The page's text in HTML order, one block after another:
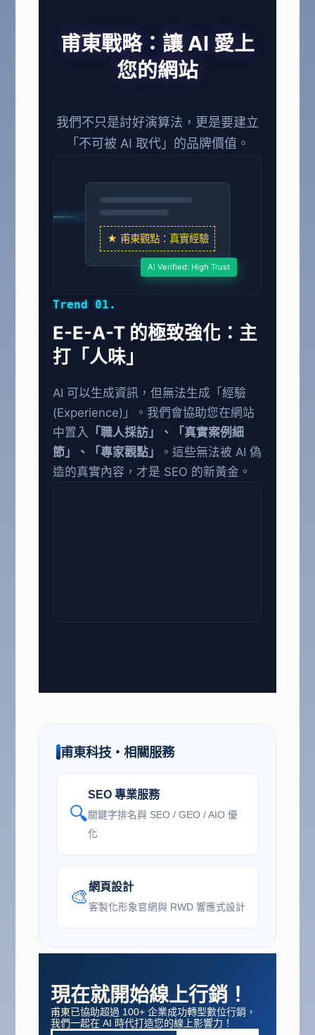
甫東戰略：讓 AI 愛上
您的網站
我們不只是討好演算法，更是要建立
「不可被 AI 取代」的品牌價值。
★ 甫東觀點：真實經驗
AI Verified: High Trust
Trend 01.
E-E-A-T 的極致強化：主
打「人味」
AI 可以生成資訊，但無法生成「經驗
(Experience)」。我們會協助您在網站
中置入
「職人採訪」、「真實案例細
節」、「專家觀點」
。這些無法被 AI 偽
造的真實內容，才是 SEO 的新黃金。
甫東科技・相關服務
🔍
SEO 專業服務
關鍵字排名與 SEO / GEO / AIO 優
化
🎨網頁設計
客製化形象官網與 RWD 響應式設計
現在就開始線上行銷！
甫東已協助超過 100+ 企業成功轉型數位行銷，
我們一起在 AI 時代打造您的線上影響力！